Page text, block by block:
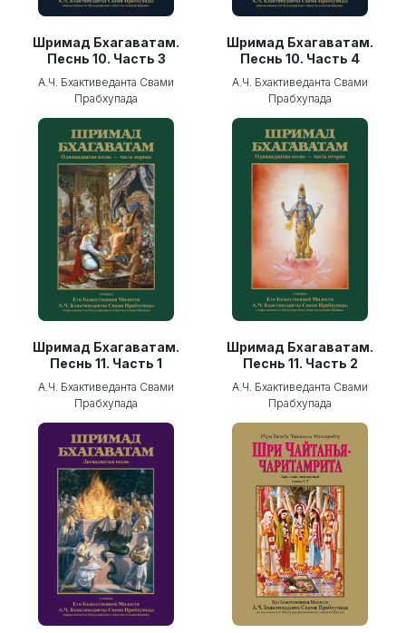
Шримад Бхагаватам.
Песнь 10. Часть 3
А.Ч. Бхактиведанта Свами
Прабхупада
Шримад Бхагаватам.
Песнь 10. Часть 4
А.Ч. Бхактиведанта Свами
Прабхупада
Шримад Бхагаватам.
Песнь 11. Часть 1
А.Ч. Бхактиведанта Свами
Прабхупада
Шримад Бхагаватам.
Песнь 11. Часть 2
А.Ч. Бхактиведанта Свами
Прабхупада